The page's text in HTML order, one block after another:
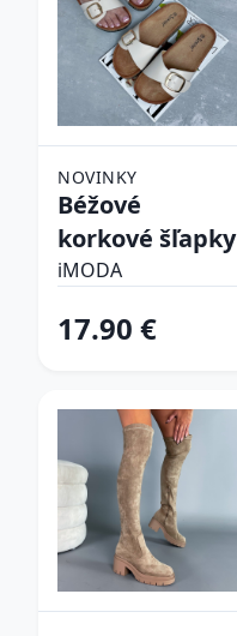
NOVINKY
Béžové
korkové šľapky
iMODA
17.90 €